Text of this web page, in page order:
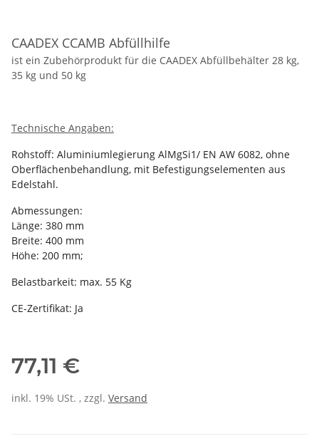
CAADEX CCAMB Abfüllhilfe
ist ein Zubehörprodukt für die CAADEX Abfüllbehälter 28 kg,
35 kg und 50 kg
Technische Angaben:
Rohstoff: Aluminiumlegierung AlMgSi1/ EN AW 6082, ohne
Oberflächenbehandlung, mit Befestigungselementen aus
Edelstahl.
Abmessungen:
Länge: 380 mm
Breite: 400 mm
Höhe: 200 mm;
Belastbarkeit: max. 55 Kg
CE-Zertifikat: Ja
77,11 €
inkl. 19% USt. , zzgl. Versand